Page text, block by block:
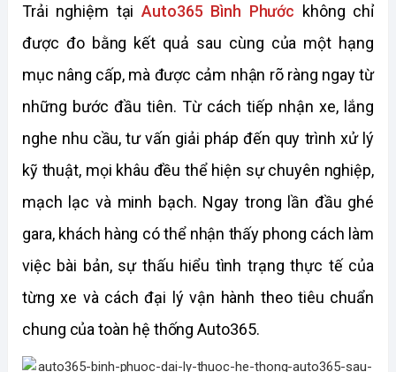
Trải nghiệm tại Auto365 Bình Phước không chỉ
được đo bằng kết quả sau cùng của một hạng
mục nâng cấp, mà được cảm nhận rõ ràng ngay từ
những bước đầu tiên. Từ cách tiếp nhận xe, lắng
nghe nhu cầu, tư vấn giải pháp đến quy trình xử lý
kỹ thuật, mọi khâu đều thể hiện sự chuyên nghiệp,
mạch lạc và minh bạch. Ngay trong lần đầu ghé
gara, khách hàng có thể nhận thấy phong cách làm
việc bài bản, sự thấu hiểu tình trạng thực tế của
từng xe và cách đại lý vận hành theo tiêu chuẩn
chung của toàn hệ thống Auto365.